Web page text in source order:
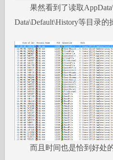
果然看到了读取
Data\Default\History等目录的
而且时间也是恰到好处